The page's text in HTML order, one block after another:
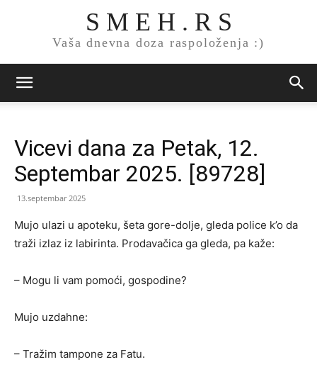
S M E H . R S
Vaša dnevna doza raspoloženja :)
Vicevi dana za Petak, 12.
Septembar 2025. [89728]
13.septembar 2025
Mujo ulazi u apoteku, šeta gore-dolje, gleda police k’o da
traži izlaz iz labirinta. Prodavačica ga gleda, pa kaže:
– Mogu li vam pomoći, gospodine?
Mujo uzdahne:
– Tražim tampone za Fatu.